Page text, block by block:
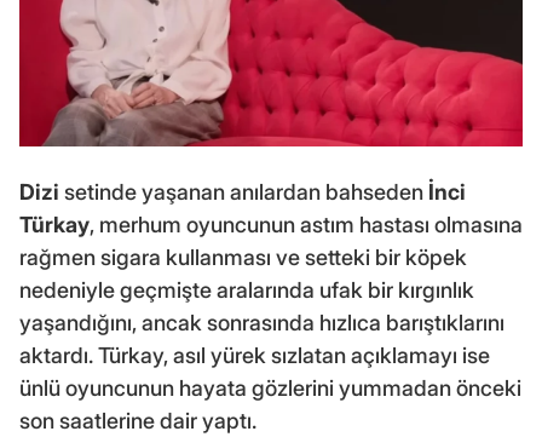
Dizi setinde yaşanan anılardan bahseden İnci
Türkay, merhum oyuncunun astım hastası olmasına
rağmen sigara kullanması ve setteki bir köpek
nedeniyle geçmişte aralarında ufak bir kırgınlık
yaşandığını, ancak sonrasında hızlıca barıştıklarını
aktardı. Türkay, asıl yürek sızlatan açıklamayı ise
ünlü oyuncunun hayata gözlerini yummadan önceki
son saatlerine dair yaptı.